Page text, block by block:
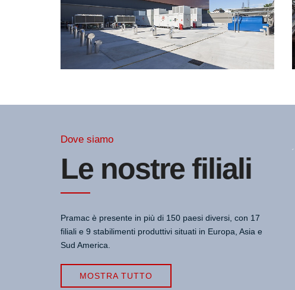
Dove siamo
Le nostre filiali
Pramac è presente in più di 150 paesi diversi, con 17
filiali e 9 stabilimenti produttivi situati in Europa, Asia e
Sud America.
MOSTRA TUTTO